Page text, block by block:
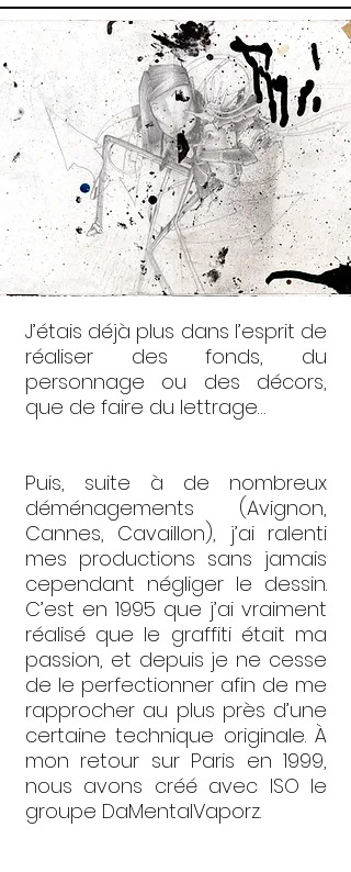
J’étais déjà plus dans l’esprit de
réaliser des fonds, du
personnage ou des décors,
que de faire du lettrage…
Puis, suite à de nombreux
déménagements (Avignon,
Cannes, Cavaillon), j’ai ralenti
mes productions sans jamais
cependant négliger le dessin.
C’est en 1995 que j’ai vraiment
réalisé que le graffiti était ma
passion, et depuis je ne cesse
de le perfectionner afin de me
rapprocher au plus près d’une
certaine technique originale. À
mon retour sur Paris en 1999,
nous avons créé avec ISO le
groupe DaMentalVaporz.